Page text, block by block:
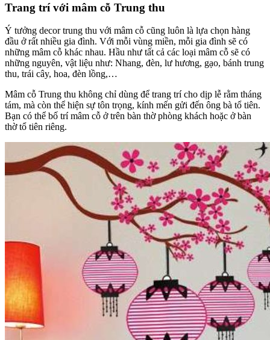
Trang trí với mâm cỗ Trung thu
Ý tưởng decor trung thu với mâm cỗ cũng luôn là lựa chọn hàng
đầu ở rất nhiều gia đình. Với mỗi vùng miền, mỗi gia đình sẽ có
những mâm cỗ khác nhau. Hầu như tất cả các loại mâm cỗ sẽ có
những nguyên, vật liệu như: Nhang, đèn, lư hương, gạo, bánh trung
thu, trái cây, hoa, đèn lồng,…
Mâm cỗ Trung thu không chỉ dùng để trang trí cho dịp lễ rằm tháng
tám, mà còn thể hiện sự tôn trọng, kính mến gửi đến ông bà tổ tiên.
Bạn có thể bố trí mâm cỗ ở trên bàn thờ phòng khách hoặc ở bàn
thờ tổ tiên riêng.